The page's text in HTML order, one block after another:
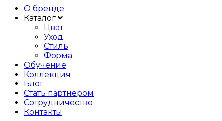
О бренде
Каталог
Цвет
Уход
Стиль
Форма
Обучение
Коллекция
Блог
Стать партнёром
Сотрудничество
Контакты